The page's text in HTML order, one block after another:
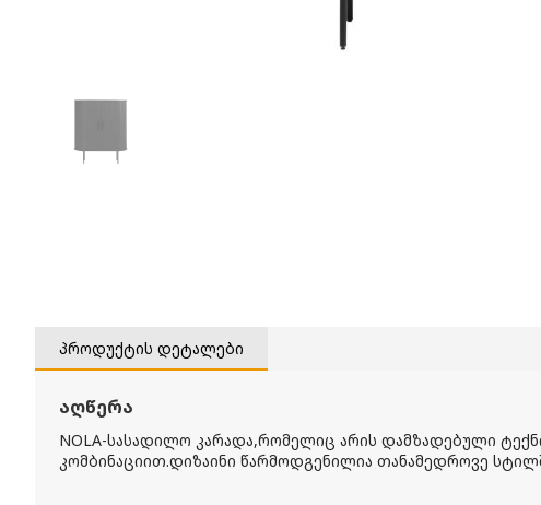
პროდუქტის დეტალები
აღწერა
NOLA-სასადილო კარადა,რომელიც არის დამზადებული
კომბინაციით.დიზაინი წარმოდგენილია თანამედროვე